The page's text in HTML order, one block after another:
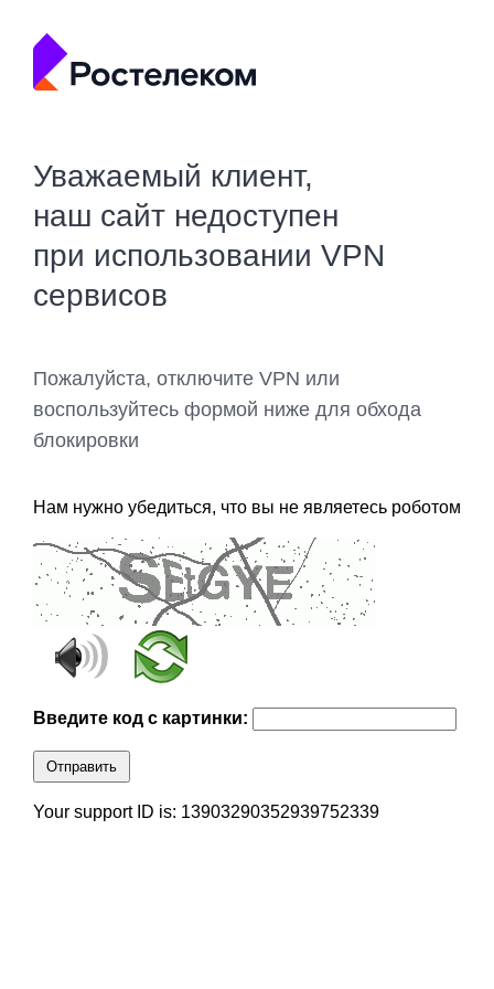
Уважаемый клиент,
наш сайт недоступен
при использовании VPN
сервисов
Пожалуйста, отключите VPN или
воспользуйтесь формой ниже для обхода
блокировки
Нам нужно убедиться, что вы не являетесь роботом
Введите код с картинки:
Отправить
Your support ID is: 13903290352939752339